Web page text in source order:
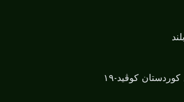
کوردستان کوڤید-١٩